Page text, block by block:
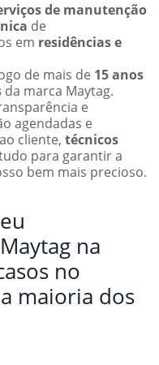
de manutenção
de
em residências e
de mais de 15 anos
da marca Maytag.
e
agendadas e
cliente, técnicos
para garantir a
bem mais precioso.
na
no
maioria dos